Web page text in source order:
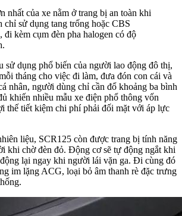
nhất của xe nằm ở trang bị an toàn khi
chỉ sử dụng tang trống hoặc CBS
đi kèm cụm đèn pha halogen có độ
sử dụng phổ biến của người lao động đô thị,
tháng cho việc đi làm, đưa đón con cái và
nhân, người dùng chỉ cần đổ khoảng ba bình
khiến nhiều mẫu xe điện phổ thông vốn
thế tiết kiệm chi phí phải đối mặt với áp lực
liệu, SCR125 còn được trang bị tính năng
khi chờ đèn đỏ. Động cơ sẽ tự động ngắt khi
lại ngay khi người lái vặn ga. Đi cùng đó
im lặng ACG, loại bỏ âm thanh rè đặc trưng